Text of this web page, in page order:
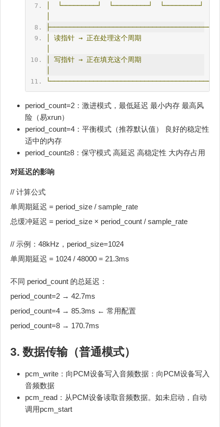
└─────────┘ └─────────┘
└─────────┘
├─────────────────────────────────────────┤
读指针 → 正在处理这个周期
写指针 → 正在填充这个周期
└─────────────────────────────────────────┘
period_count=2：激进模式，最低延迟 最小内存 最高风
险（易xrun）
period_count=4：平衡模式（推荐默认值） 良好的稳定性
适中的内存
period_count≥8：保守模式 高延迟 高稳定性 大内存占用
对延迟的影响
// 计算公式
单周期延迟 = period_size / sample_rate
总缓冲延迟 = period_size × period_count / sample_rate
// 示例：48kHz，period_size=1024
单周期延迟 = 1024 / 48000 = 21.3ms
不同 period_count 的总延迟：
period_count=2 → 42.7ms
period_count=4 → 85.3ms ← 常用配置
period_count=8 → 170.7ms
3. 数据传输（普通模式）
pcm_write：向PCM设备写入音频数据：向PCM设备写入
音频数据
pcm_read：从PCM设备读取音频数据。如未启动，自动
调用pcm_start